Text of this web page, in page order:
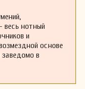
весь нотный
и
основе
заведомо в